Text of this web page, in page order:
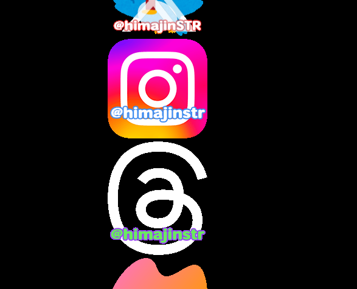
2025年4月(2)
2025年3月 (8)
2025年2月(10)
2025年1月
2024年12月
2024年11月(13)
2024年10月
2024年9月 (14)
2024年8月 (13)
2024年7月
(7)
2024年6月(10)
2024年5月(12)
2024年4月(15)
2024年3月
2024年1月
2023年12月
2023年11月 (4)
2023年10月
(3)
2023年9月
2023年8月(12)
2023年7月
(14)
2023年6月
2023年5月
(5)
2023年4月(6)
2023年3月
(3)
2023年1月
2022年12月
2022年11月